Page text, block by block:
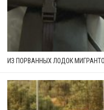
ИЗ ПОРВАННЫХ ЛОДОК